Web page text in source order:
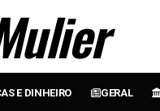
E DINHEIRO GERAL